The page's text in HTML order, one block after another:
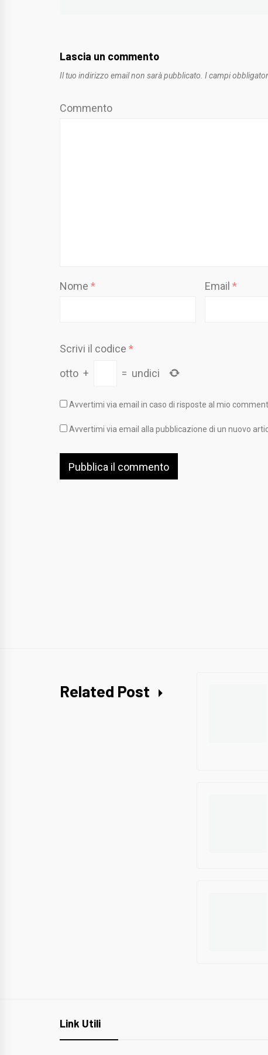
Lascia un commento
Il tuo indirizzo email non sarà pubblicato. I campi
Commento
Nome * Email *
Scrivi il codice *
otto + = undici
Avvertimi via email in caso di risposte al mio
Avvertimi via email alla pubblicazione di un nuovo
Related Post
Link Utili